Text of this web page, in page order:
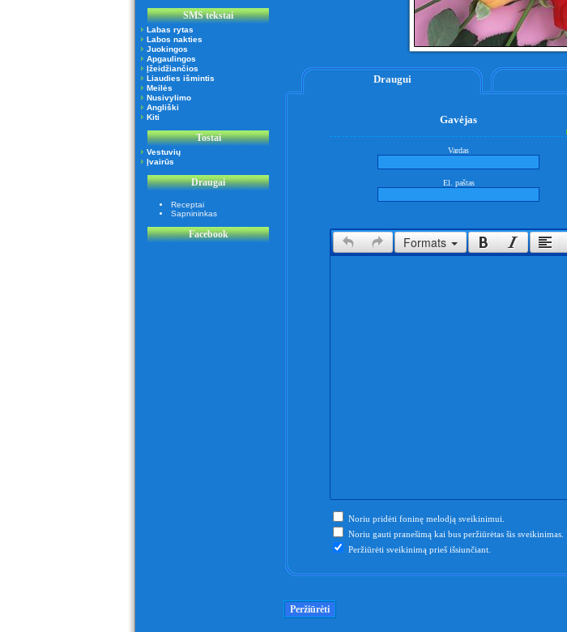
SMS tekstai
Labas rytas
Labos nakties
Juokingos
Apgaulingos
Įžeidžiančios
Liaudies išmintis
Meilės
Nusivylimo
Angliški
Kiti
Tostai
Vestuvių
Įvairūs
Draugai
Receptai
Sapnininkas
Facebook
Draugui
Gavėjas
Vardas
El. paštas
Formats
Noriu pridėti foninę melodją sveikinimui.
Noriu gauti pranešimą kai bus peržiūrėtas šis sveikinimas.
Peržiūrėti sveikinimą prieš išsiunčiant.